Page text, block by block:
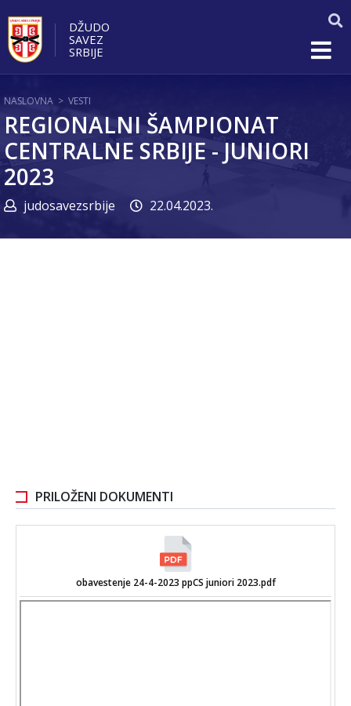
DŽUDO
SAVEZ
SRBIJE
NASLOVNA > VESTI
REGIONALNI ŠAMPIONAT
CENTRALNE SRBIJE - JUNIORI
2023
judosavezsrbije 22.04.2023.
PRILOŽENI DOKUMENTI
obavestenje 24-4-2023 ppCS juniori 2023.pdf